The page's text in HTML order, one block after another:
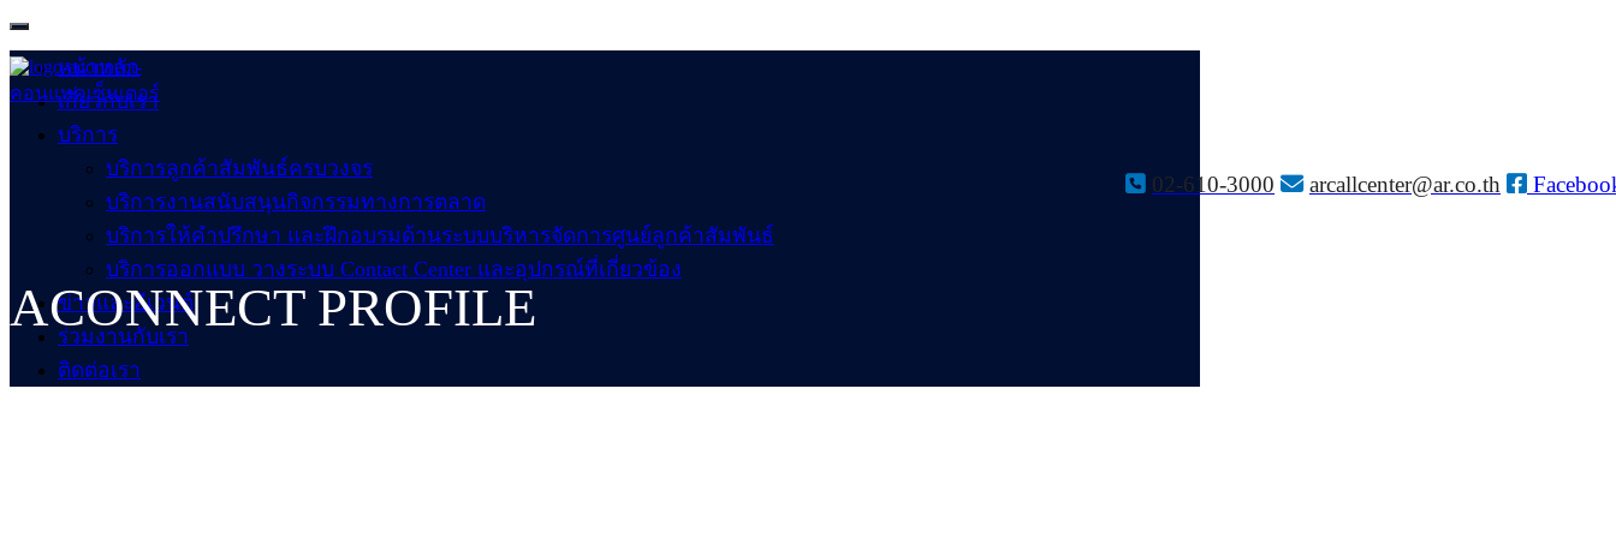
หน้าหลัก
เกี่ยวกับเรา
บริการ
บริการลูกค้าสัมพันธ์ครบวงจร
บริการงานสนับสนุนกิจกรรมทางการตลาด
บริการให้คำปรึกษา และฝึกอบรมด้านระบบบริหารจัดการศูนย์ลูกค้าสัมพันธ์
บริการออกแบบ วางระบบ Contact Center และอุปกรณ์ที่เกี่ยวข้อง
ข่าวและอีเวนต์
ร่วมงานกับเรา
ติดต่อเรา
02-610-3000 arcallcenter@ar.co.th
ACONNECT PROFILE